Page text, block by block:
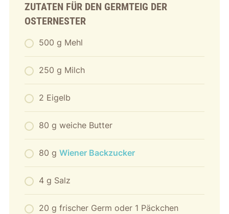
ZUTATEN FÜR DEN GERMTEIG DER
OSTERNESTER
500 g Mehl
250 g Milch
2 Eigelb
80 g weiche Butter
80 g Wiener Backzucker
4 g Salz
20 g frischer Germ oder 1 Päckchen